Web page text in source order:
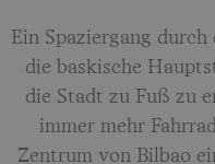
Ein Spaziergang
die baskische
die Stadt zu Fuß zu
immer mehr
Zentrum von Bilbao